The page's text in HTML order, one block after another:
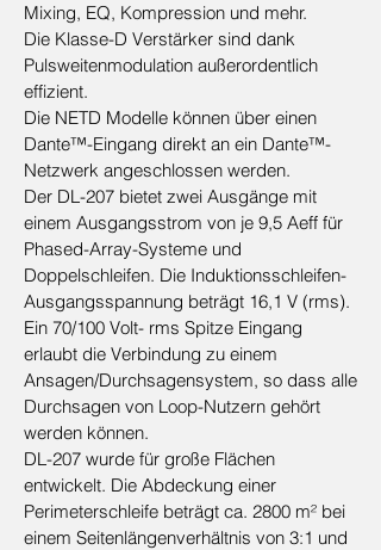
Mixing, EQ, Kompression und mehr.
Die Klasse-D Verstärker sind dank
Pulsweitenmodulation außerordentlich
effizient.
Die NETD Modelle können über einen
Dante™-Eingang direkt an ein Dante™-
Netzwerk angeschlossen werden.
Der DL-207 bietet zwei Ausgänge mit
einem Ausgangsstrom von je 9,5 Aeff für
Phased-Array-Systeme und
Doppelschleifen. Die Induktionsschleifen-
Ausgangsspannung beträgt 16,1 V (rms).
Ein 70/100 Volt- rms Spitze Eingang
erlaubt die Verbindung zu einem
Ansagen/Durchsagensystem, so dass alle
Durchsagen von Loop-Nutzern gehört
werden können.
DL-207 wurde für große Flächen
entwickelt. Die Abdeckung einer
Perimeterschleife beträgt ca. 2800 m² bei
einem Seitenlängenverhältnis von 3:1 und